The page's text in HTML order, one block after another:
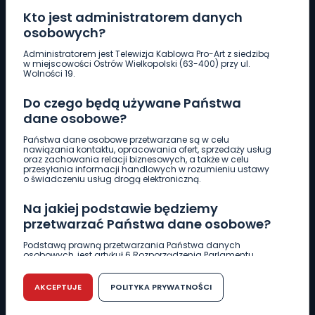
Kto jest administratorem danych
osobowych?
Administratorem jest Telewizja Kablowa Pro-Art z siedzibą
w miejscowości Ostrów Wielkopolski (63-400) przy ul.
Wolności 19.
Do czego będą używane Państwa
dane osobowe?
Państwa dane osobowe przetwarzane są w celu
nawiązania kontaktu, opracowania ofert, sprzedaży usług
oraz zachowania relacji biznesowych, a także w celu
przesyłania informacji handlowych w rozumieniu ustawy
o świadczeniu usług drogą elektroniczną.
Na jakiej podstawie będziemy
przetwarzać Państwa dane osobowe?
Podstawą prawną przetwarzania Państwa danych
osobowych, jest artykuł 6 Rozporządzenia Parlamentu
r. w sprawie ochrony osób fizycznych w związku z
przetwarzaniem danych osobowych w sprawie
swobodnego przepływu takich danych oraz uchylenia
dyrektywy 95/46/WE (RODO).
AKCEPTUJE POLITYKA PRYWATNOŚCI
Pobierz logotyp
661 997 997
REDAKCJA
62 735 22 22redakcja@wlkp24.info
DZIAŁ REKLAMY
62 735 01 85 reklama@wlkp24.info
WIADOMOŚCI
CIEKAWOSTKI